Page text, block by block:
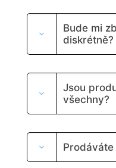
Bude mi
diskrétně?
Jsou
všechny?